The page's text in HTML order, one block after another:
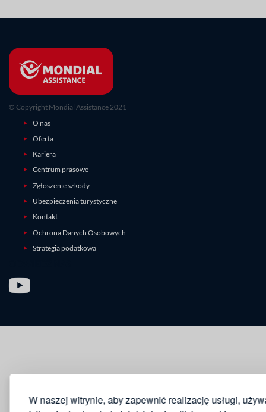
W naszej witrynie, aby zapewnić realizację usługi,
© Copyright Mondial Assistance 2021
O nas
Oferta
Kariera
Centrum prasowe
Zgłoszenie szkody
Ubezpieczenia turystyczne
Kontakt
Ochrona Danych Osobowych
Strategia podatkowa